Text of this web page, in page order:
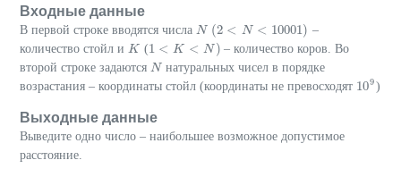
Входные данные
В первой строке вводятся числа N
N (2 < N < 10001)
(2<N <10001)
–
количество стойл и K
K (1 < K < N )
1 <K <N )
– количество коров. Во
второй строке задаются N
N натуральных чисел в порядке
возрастания – координаты стойл (координаты не превосходят 109
109)
Выходные данные
Выведите одно число – наибольшее возможное допустимое
расстояние.